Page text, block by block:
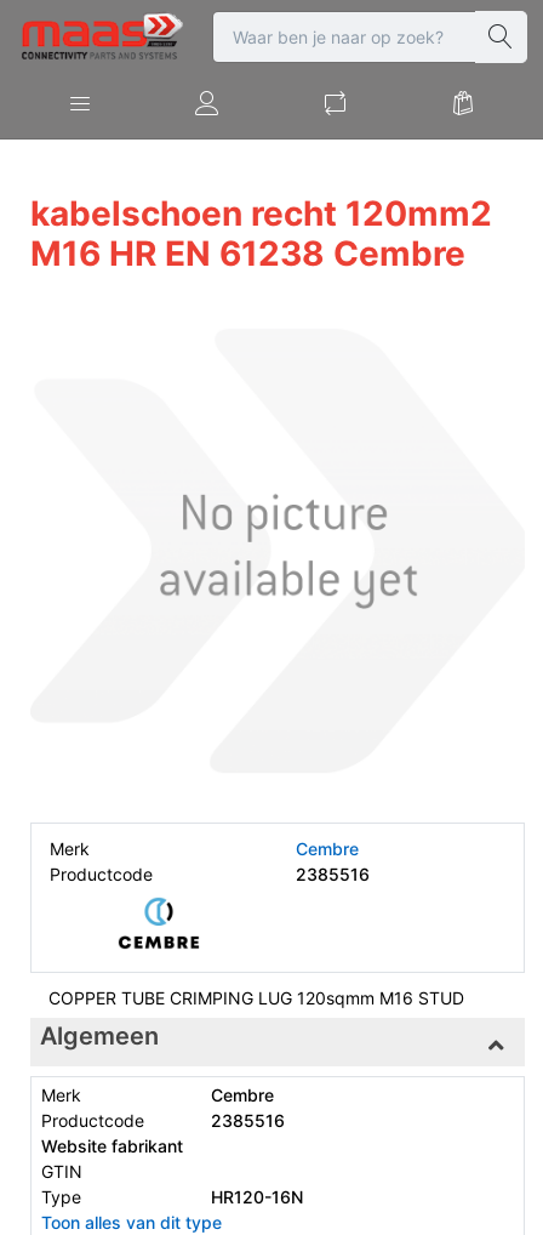
kabelschoen recht 120mm2
M16 HR EN 61238 Cembre
Merk
Cembre
Productcode
2385516
COPPER TUBE CRIMPING LUG 120sqmm M16 STUD
Algemeen
Merk
Cembre
Productcode
2385516
Website fabrikant
GTIN
Type
HR120-16N
Toon alles van dit type